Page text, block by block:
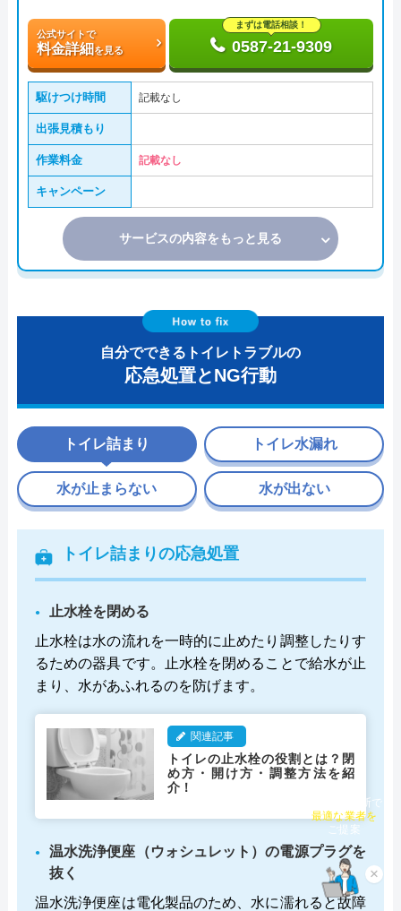
公式サイトで
料金詳細 を見る
まずは電話相談！
0587-21-9309
駆けつけ時間 記載なし
出張見積もり
作業料金 記載なし
キャンペーン
サービスの内容をもっと見る
自分でできるトイレトラブルの
応急処置とNG行動
トイレ詰まり
トイレ詰まりの応急処置
止水栓を閉める
止水栓は水の流れを一時的に止めたり調整したりす
るための器具です。止水栓を閉めることで給水が止
まり、水があふれるのを防げます。
関連記事
トイレの止水栓の役割とは？閉
め方・開け方・調整方法を紹
介！
温水洗浄便座（ウォシュレット）の電源プラグを
抜く
温水洗浄便座は電化製品のため、水に濡れると故障
トイレ水漏れ
水が止まらない 水が出ない
×
チャット診断で
最適な業者を
ご提案